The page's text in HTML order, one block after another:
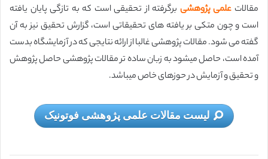
مقالات علمی پژوهشی برگرفته از تحقیقی است كه به تازگی پایان یافته
است و چون متكی بر یافته های تحقیقاتی است، گزارش تحقیق نیز به آن
گفته می شود. مقالات پژوهشی غالبا از ارائه نتایجی که در آزمایشگاه بدست
آمده است، حاصل می­شود به زبان ساده­ تر مقالات پژوهشی حاصل پژوهش
و تحقیق و آزمایش در حوزه­ای خاص می­باشد.
لیست مقالات علمی پژوهشی فوتونیک